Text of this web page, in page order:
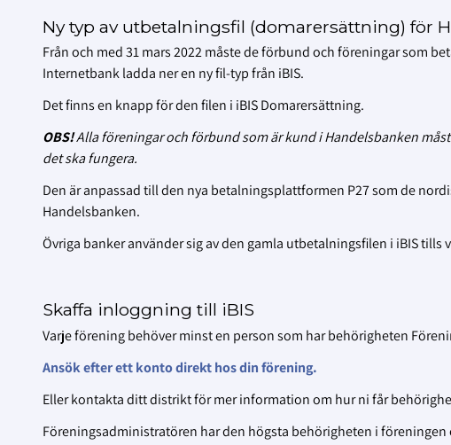
Ny typ av utbetalningsfil (domarersättning) för
Från och med 31 mars 2022 måste de förbund och föreningar som
Internetbank ladda ner en ny fil-typ från iBIS.
Det finns en knapp för den filen i iBIS Domarersättning.
OBS!Alla föreningar och förbund som är kund i Handelsbanken
det ska fungera.
Den är anpassad till den nya betalningsplattformen P27 som de
Handelsbanken.
Övriga banker använder sig av den gamla utbetalningsfilen i iBIS tills
Skaffa inloggning till iBIS
Varje förening behöver minst en person som har behörigheten
Ansök efter ett konto direkt hos din förening.
Eller kontakta ditt distrikt för mer information om hur ni får
Föreningsadministratören har den högsta behörigheten i